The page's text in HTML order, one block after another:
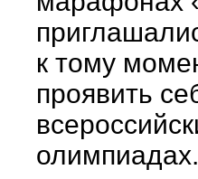
к тому
проявить